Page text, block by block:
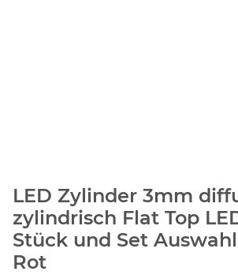
LED Zylinder 3mm
zylindrisch Flat Top
Stück und Set
Rot